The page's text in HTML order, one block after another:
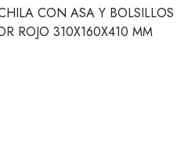
CON ASA Y BOLSILLOS
ROJO 310X160X410 MM